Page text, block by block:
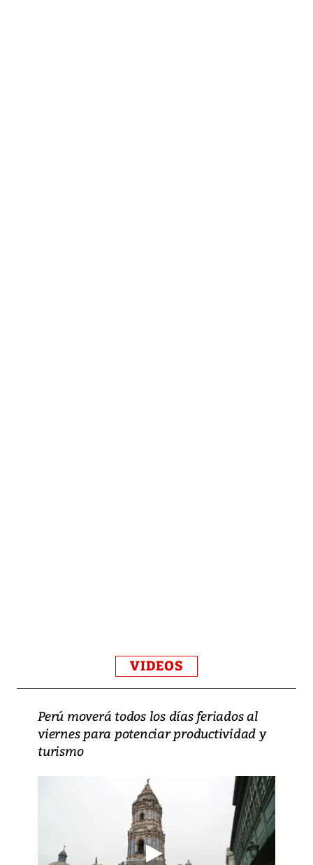
VIDEOS
Perú moverá todos los días feriados al
viernes para potenciar productividad y
turismo